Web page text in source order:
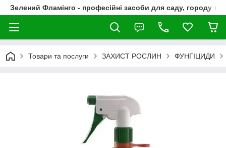
Зелений Фламінго - професійні засоби для саду, городу та
Товари та послуги ЗАХИСТ РОСЛИН ФУНГІЦИДИ